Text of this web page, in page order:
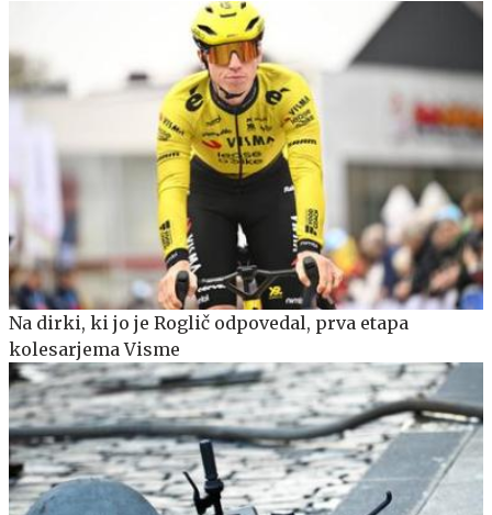
Na dirki, ki jo je Roglič odpovedal, prva etapa
kolesarjema Visme